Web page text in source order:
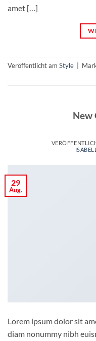
amet […]
Veröffentlicht am Style
New
29
Aug.
Lorem ipsum dolor sit
diam nonummy nibh